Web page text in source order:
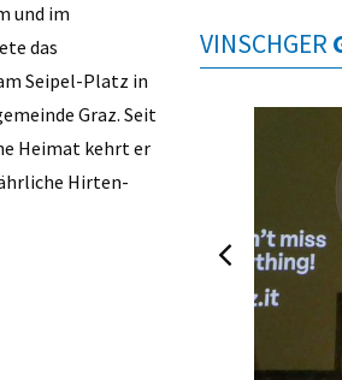
und im
das
Seipel-Platz in
Graz. Seit
Heimat kehrt er
Hirten-
VINSCHGER